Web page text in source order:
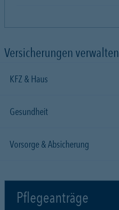
Versicherungen verwalten
KFZ & Haus
Gesundheit
Vorsorge & Absicherung
Pflegeanträge